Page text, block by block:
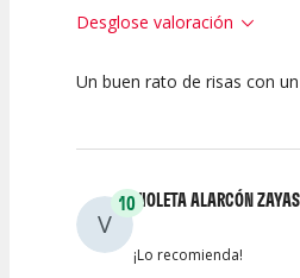
Desglose valoración
10
Espectáculo
10
Escena
Un buen rato de risas con
V
10VIOLETA ALARCÓN ZAYAS
¡Lo recomienda!